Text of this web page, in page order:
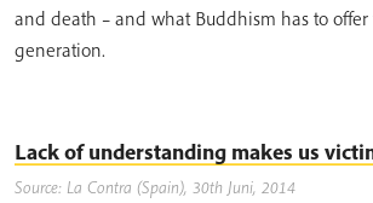
and death – and what Buddhism has to
generation.
Lack of understanding makes us
Source: La Contra (Spain), 30th Juni, 2014